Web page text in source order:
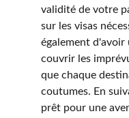
validité de votre
sur les visas
également d'avoir
couvrir les
que chaque
coutumes. En
prêt pour une